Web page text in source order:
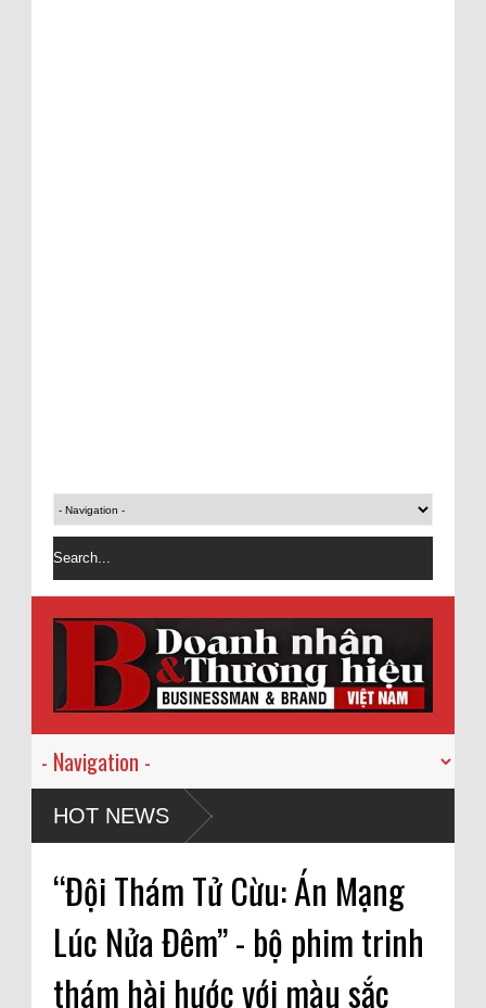
HOT NEWS
“Đội Thám Tử Cừu: Án Mạng
Lúc Nửa Đêm” - bộ phim trinh
thám hài hước với màu sắc